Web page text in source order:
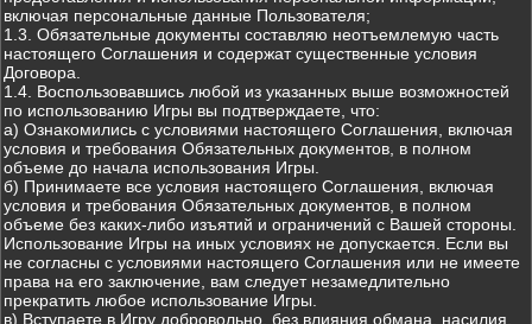
включая персональные данные Пользователя;
1.3. Обязательные документы составляю неотъемлемую часть
настоящего Соглашения и содержат существенные условия
Договора.
1.4. Воспользовавшись любой из указанных выше возможностей
по использованию Игры вы подтверждаете, что:
а) Ознакомились с условиями настоящего Соглашения, включая
условия и требования Обязательных документов, в полном
объеме до начала использования Игры.
б) Принимаете все условия настоящего Соглашения, включая
условия и требования Обязательных документов, в полном
объеме без каких-либо изъятий и ограничений с Вашей стороны.
Использование Игры на иных условиях не допускается. Если вы
не согласны с условиями настоящего Соглашения или не имеете
права на его заключение, вам следует незамедлительно
прекратить любое использование Игры.
в) Вступаете в Игру добровольно, без влияния обмана, насилия,